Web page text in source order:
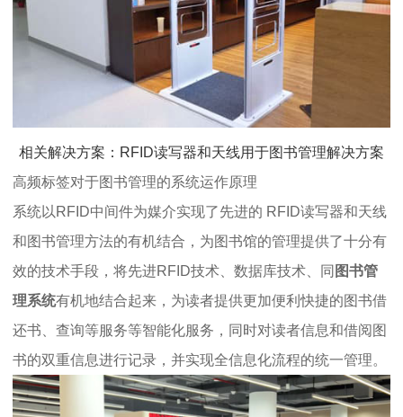
相关解决方案：RFID读写器和天线用于图书管理解决方案
高频标签对于图书管理的系统运作原理
系统以RFID中间件为媒介实现了先进的 RFID读写器和天线
和图书管理方法的有机结合，为图书馆的管理提供了十分有
效的技术手段，将先进RFID技术、数据库技术、同 图书管
理系统有机地结合起来，为读者提供更加便利快捷的图书借
还书、查询等服务等智能化服务，同时对读者信息和借阅图
书的双重信息进行记录，并实现全信息化流程的统一管理。